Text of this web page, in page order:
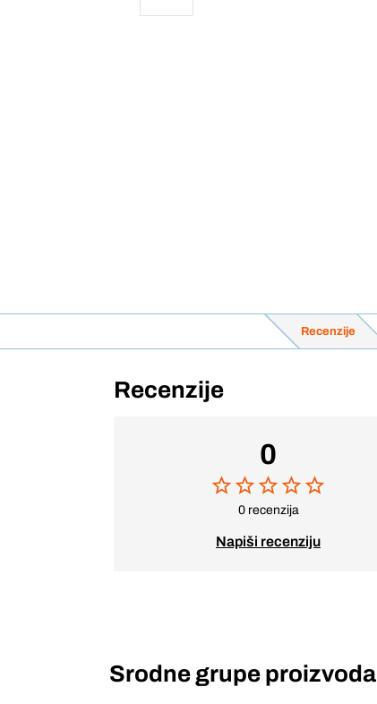
Recenzije
Recenzije
0
0 recenzija
Napiši recenziju
Srodne grupe proizvoda